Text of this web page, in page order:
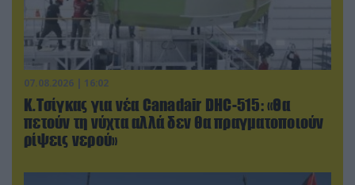
07.08.2026 | 16:02
Κ.Τσίγκας για νέα Canadair DHC-515: «Θα
πετούν τη νύχτα αλλά δεν θα πραγματοποιούν
ρίψεις νερού»